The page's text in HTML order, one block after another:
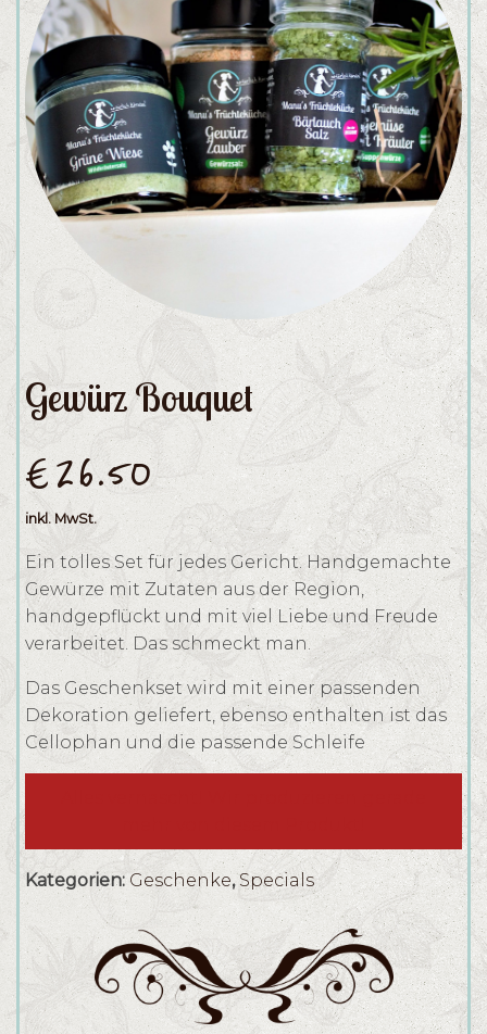
Gewürz Bouquet
€26.50
inkl. MwSt.
Ein tolles Set für jedes Gericht. Handgemachte
Gewürze mit Zutaten aus der Region,
handgepflückt und mit viel Liebe und Freude
verarbeitet. Das schmeckt man.
Das Geschenkset wird mit einer passenden
Dekoration geliefert, ebenso enthalten ist das
Cellophan und die passende Schleife
Kategorien:Geschenke,Specials